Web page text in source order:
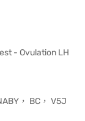
- Ovulation LH
， BC， V5J